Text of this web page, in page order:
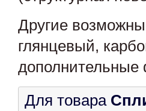
Другие
глянцевый,
дополнительные
Для товара